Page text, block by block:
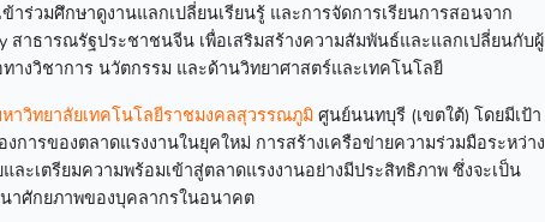
ร่วมศึกษาดูงานแลกเปลี่ยนเรียนรู้ และการจัดการเรียนการสอนจาก
สาธารณรัฐประชาชนจีน เพื่อเสริมสร้างความสัมพันธ์และแลกเปลี่ยนกับผู้
างวิชาการ นวัตกรรม และด้านวิทยาศาสตร์และเทคโนโลยี
าวิทยาลัยเทคโนโลยีราชมงคลสุวรรณภูมิ ศูนย์นนทบุรี (เขตใต้) โดยมีเป้า
ารของตลาดแรงงานในยุคใหม่ การสร้างเครือข่ายความร่วมมือระหว่าง
ะเตรียมความพร้อมเข้าสู่ตลาดแรงงานอย่างมีประสิทธิภาพ ซึ่งจะเป็น
าศักยภาพของบุคลากรในอนาคต